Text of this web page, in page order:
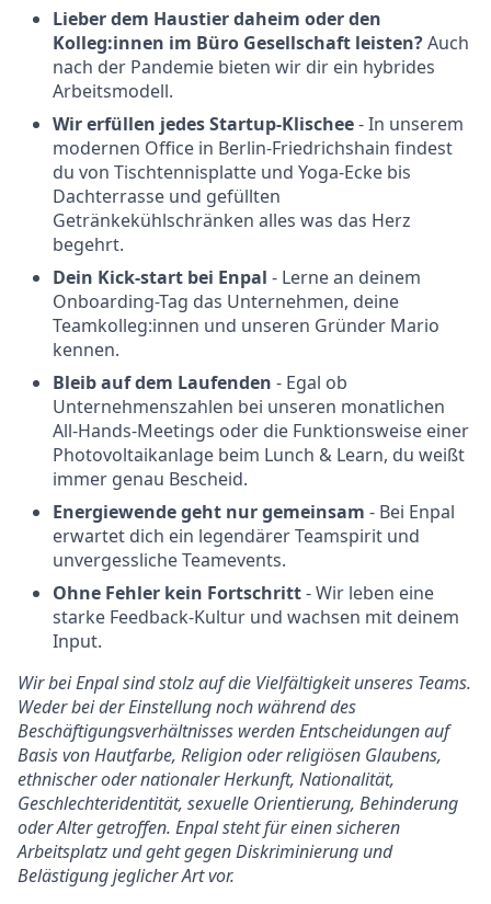
Lieber dem Haustier daheim oder den
Kolleg:innen im Büro Gesellschaft leisten?Auch
nach der Pandemie bieten wir dir ein hybrides
Arbeitsmodell.
Wir erfüllen jedes Startup-Klischee- In unserem
modernen Office in Berlin-Friedrichshain findest
du von Tischtennisplatte und Yoga-Ecke bis
Dachterrasse und gefüllten
Getränkekühlschränken alles was das Herz
begehrt.
Dein Kick-start bei Enpal - Lerne an deinem
Onboarding-Tag das Unternehmen, deine
Teamkolleg:innen und unseren Gründer Mario
kennen.
Bleib auf dem Laufenden - Egal ob
Unternehmenszahlen bei unseren monatlichen
All-Hands-Meetings oder die Funktionsweise einer
Photovoltaikanlage beim Lunch & Learn, du weißt
immer genau Bescheid.
Energiewende geht nur gemeinsam - Bei Enpal
erwartet dich ein legendärer Teamspirit und
unvergessliche Teamevents.
Ohne Fehler kein Fortschritt- Wir leben eine
starke Feedback-Kultur und wachsen mit deinem
Input.
Wir bei Enpal sind stolz auf die Vielfältigkeit unseres Teams.
Weder bei der Einstellung noch während des
Beschäftigungsverhältnisses werden Entscheidungen auf
Basis von Hautfarbe, Religion oder religiösen Glaubens,
ethnischer oder nationaler Herkunft, Nationalität,
Geschlechteridentität, sexuelle Orientierung, Behinderung
oder Alter getroffen. Enpal steht für einen sicheren
Arbeitsplatz und geht gegen Diskriminierung und
Belästigung jeglicher Art vor.